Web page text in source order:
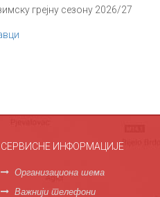
грејну сезону 2026/27
СЕРВИСНЕ ИНФОРМАЦИЈЕ
Организациона шема
Важнији телефони